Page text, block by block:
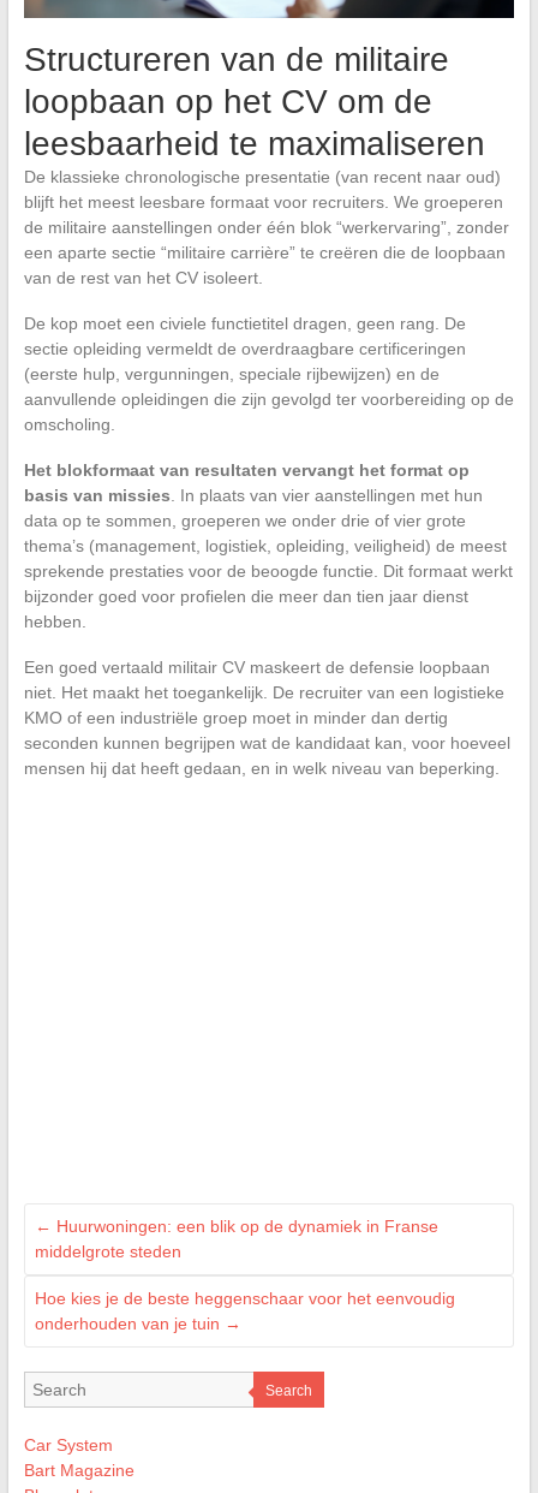
Structureren van de militaire
loopbaan op het CV om de
leesbaarheid te maximaliseren
De klassieke chronologische presentatie (van recent naar oud)
blijft het meest leesbare formaat voor recruiters. We groeperen
de militaire aanstellingen onder één blok “werkervaring”, zonder
een aparte sectie “militaire carrière” te creëren die de loopbaan
van de rest van het CV isoleert.
De kop moet een civiele functietitel dragen, geen rang. De
sectie opleiding vermeldt de overdraagbare certificeringen
(eerste hulp, vergunningen, speciale rijbewijzen) en de
aanvullende opleidingen die zijn gevolgd ter voorbereiding op de
omscholing.
Het blokformaat van resultaten vervangt het format op
basis van missies. In plaats van vier aanstellingen met hun
data op te sommen, groeperen we onder drie of vier grote
thema’s (management, logistiek, opleiding, veiligheid) de meest
sprekende prestaties voor de beoogde functie. Dit formaat werkt
bijzonder goed voor profielen die meer dan tien jaar dienst
hebben.
Een goed vertaald militair CV maskeert de defensie loopbaan
niet. Het maakt het toegankelijk. De recruiter van een logistieke
KMO of een industriële groep moet in minder dan dertig
seconden kunnen begrijpen wat de kandidaat kan, voor hoeveel
mensen hij dat heeft gedaan, en in welk niveau van beperking.
← Huurwoningen: een blik op de dynamiek in Franse
middelgrote steden
Hoe kies je de beste heggenschaar voor het eenvoudig
onderhouden van je tuin →
Search
Car System
Bart Magazine